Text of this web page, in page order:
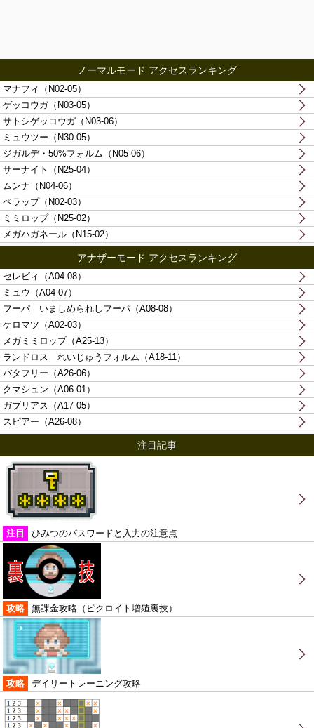
ノーマルモード アクセスランキング
マナフィ（N02-05）
ゲッコウガ（N03-05）
サトシゲッコウガ（N03-06）
ミュウツー（N30-05）
ジガルデ・50%フォルム（N05-06）
サーナイト（N25-04）
ムンナ（N04-06）
ペラップ（N02-03）
ミミロップ（N25-02）
メガハガネール（N15-02）
アナザーモード アクセスランキング
セレビィ（A04-08）
ミュウ（A04-07）
フーパ いましめられしフーパ（A08-08）
ケロマツ（A02-03）
メガミミロップ（A25-13）
ランドロス れいじゅうフォルム（A18-11）
バタフリー（A26-06）
クマシュン（A06-01）
ガブリアス（A17-05）
スピアー（A26-08）
注目記事
注目 ひみつのパスワードと入力の注意点
攻略 無課金攻略（ピクロイト増殖裏技）
攻略 デイリートレーニング攻略